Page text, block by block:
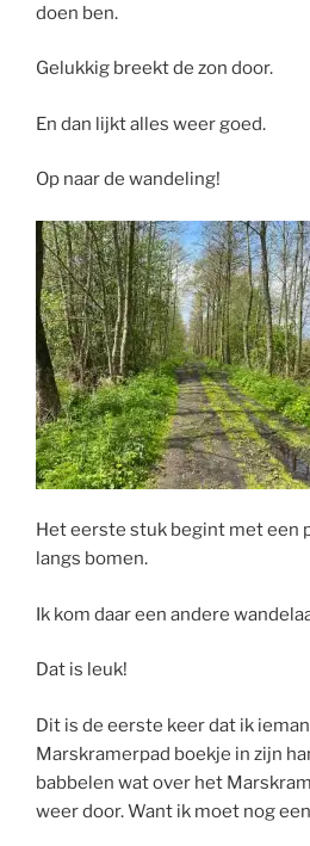
doen ben.
Gelukkig breekt de zon door.
En dan lijkt alles weer goed.
Op naar de wandeling!
Het eerste stuk begint met een
langs bomen.
Ik kom daar een andere
Dat is leuk!
Dit is de eerste keer dat ik
Marskramerpad boekje in zijn
babbelen wat over het
weer door. Want ik moet nog